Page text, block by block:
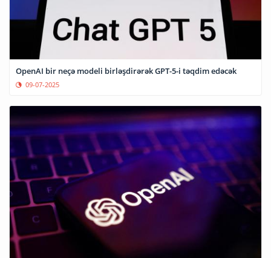
OpenAI bir neçə modeli birləşdirərək GPT-5-i təqdim edəcək
09-07-2025